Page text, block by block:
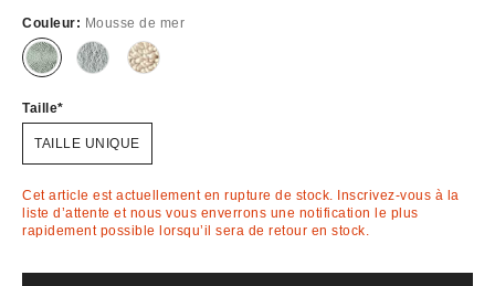
Couleur: Mousse de mer
Épuisé Épuisé Épuisé
Taille
TAILLE UNIQUE
Cet article est actuellement en rupture de stock. Inscrivez-vous à la
liste d’attente et nous vous enverrons une notification le plus
rapidement possible lorsqu’il sera de retour en stock.